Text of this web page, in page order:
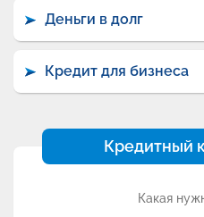
Деньги в долг
Кредит для бизнеса
Кредитный
Какая